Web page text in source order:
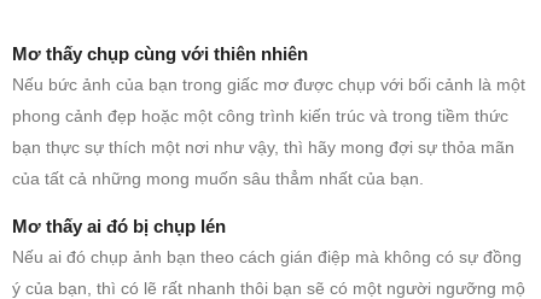
Mơ thấy chụp cùng với thiên nhiên
Nếu bức ảnh của bạn trong giấc mơ được chụp với bối cảnh là một
phong cảnh đẹp hoặc một công trình kiến ​​trúc và trong tiềm thức
bạn thực sự thích một nơi như vậy, thì hãy mong đợi sự thỏa mãn
của tất cả những mong muốn sâu thẳm nhất của bạn.
Mơ thấy ai đó bị chụp lén
Nếu ai đó chụp ảnh bạn theo cách gián điệp mà không có sự đồng
ý của bạn, thì có lẽ rất nhanh thôi bạn sẽ có một người ngưỡng mộ